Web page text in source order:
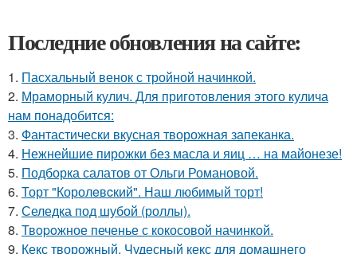
Последние обновления на сайте:
1. Пасхальный венок с тройной начинкой.
2. Мраморный кулич. Для приготовления этого кулича
нам понадобится:
3. Фантастически вкусная творожная запеканка.
4. Нежнейшие пирожки без масла и яиц … на майонезе!
5. Подборка салатов от Ольги Романовой.
6. Торт "Королeвcкий". Наш любимый торт!
7. Селедка под шубой (роллы).
8. Твopoжное печенье с кокосовой начинкой.
9. Кекс творожный. Чудесный кекс для домашнего